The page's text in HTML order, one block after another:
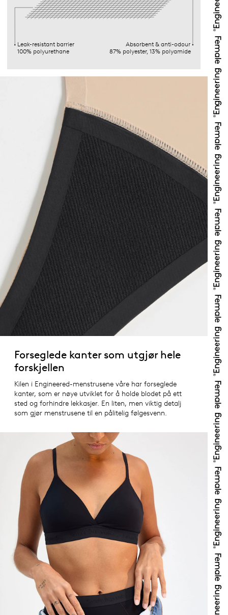
Leak-resistant barrier
100% polyurethane
Absorbent & anti-odour
87% polyester, 13% polyamide
Forseglede kanter som utgjør hele
forskjellen
Kilen i Engineered-menstrusene våre har forseglede
kanter, som er nøye utviklet for å holde blodet på ett
sted og forhindre lekkasjer. En liten, men viktig detalj
som gjør menstrusene til en pålitelig følgesvenn.